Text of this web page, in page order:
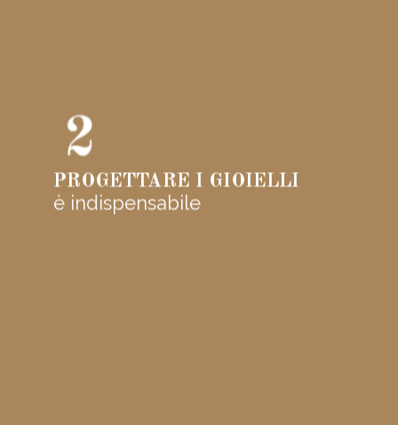
PROGETTARE I GIOIELLI
è indispensabile